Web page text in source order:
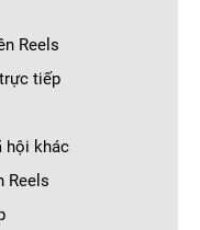
Reels
tiếp
hội khác
Reels